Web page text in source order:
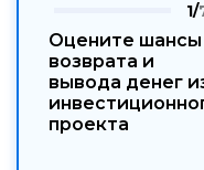
1/
Оцените шансы
возврата и
вывода денег
проекта